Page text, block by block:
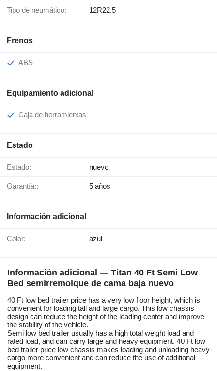
Tipo de neumático: 12R22.5
Frenos
ABS
Equipamiento adicional
Caja de herramientas
Estado
Estado: nuevo
Garantía:: 5 años
Información adicional
Color: azul
Información adicional — Titan 40 Ft Semi Low
Bed semirremolque de cama baja nuevo
40 Ft low bed trailer price has a very low floor height, which is
convenient for loading tall and large cargo. This low chassis
design can reduce the height of the loading center and improve
the stability of the vehicle.
Semi low bed trailer usually has a high total weight load and
rated load, and can carry large and heavy equipment. 40 Ft low
bed trailer price low chassis makes loading and unloading heavy
cargo more convenient and can reduce the use of additional
equipment.